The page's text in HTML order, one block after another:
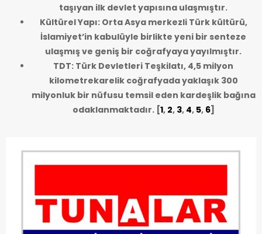
taşıyan ilk devlet yapısına ulaşmıştır.
Kültürel Yapı: Orta Asya merkezli Türk kültürü,
İslamiyet’in kabulüyle birlikte yeni bir senteze
ulaşmış ve geniş bir coğrafyaya yayılmıştır.
TDT: Türk Devletleri Teşkilatı, 4,5 milyon
kilometrekarelik coğrafyada yaklaşık 300
milyonluk bir nüfusu temsil eden kardeşlik bağına
odaklanmaktadır.[1, 2, 3, 4, 5, 6]